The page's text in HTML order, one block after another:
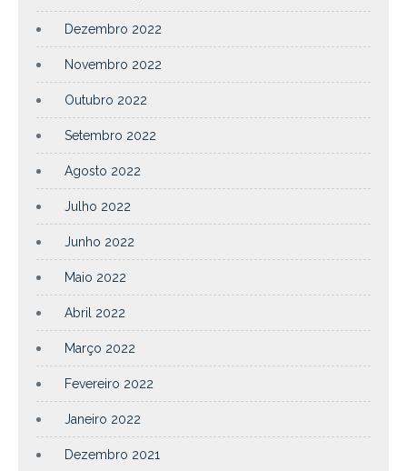
Dezembro 2022
Novembro 2022
Outubro 2022
Setembro 2022
Agosto 2022
Julho 2022
Junho 2022
Maio 2022
Abril 2022
Março 2022
Fevereiro 2022
Janeiro 2022
Dezembro 2021